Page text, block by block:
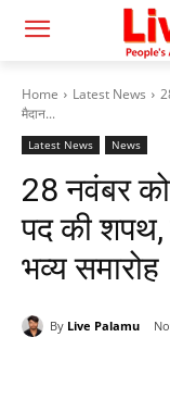
Home Latest News
मैदान...
Latest News News
28 नवंबर
पद की शपथ,
भव्य समारोह
By Live Palamu